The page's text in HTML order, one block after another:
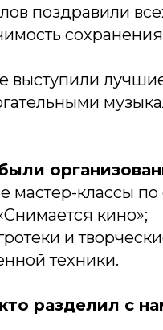
поздравили
выступили
мастер-классы
кино»;
и
техники.
разделил с